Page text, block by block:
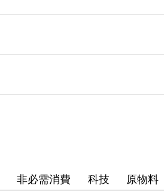
非必需消費 科技 原物料